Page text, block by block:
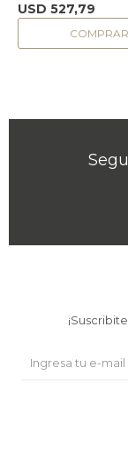
USD 527,79